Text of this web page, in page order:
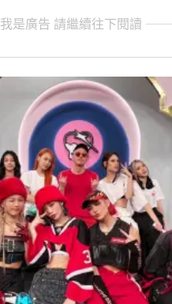
我是廣告 請繼續往下閱讀